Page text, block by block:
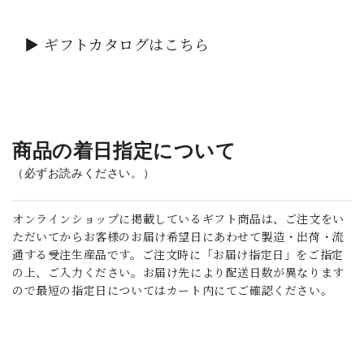
▶ ギフトカタログはこちら
商品の着日指定について
（必ずお読みください。）
オンラインショップに掲載しているギフト商品は、ご注文をい
ただいてからお客様のお届け希望日にあわせて製造・出荷・流
通する受注生産品です。ご注文時に「お届け指定日」をご指定
の上、ご入力ください。お届け先により配送日数が異なります
ので最短の指定日についてはカート内にてご確認ください。